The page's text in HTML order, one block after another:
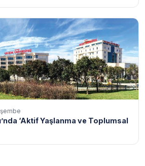
‘Aktif Yaşlanma ve Toplumsal